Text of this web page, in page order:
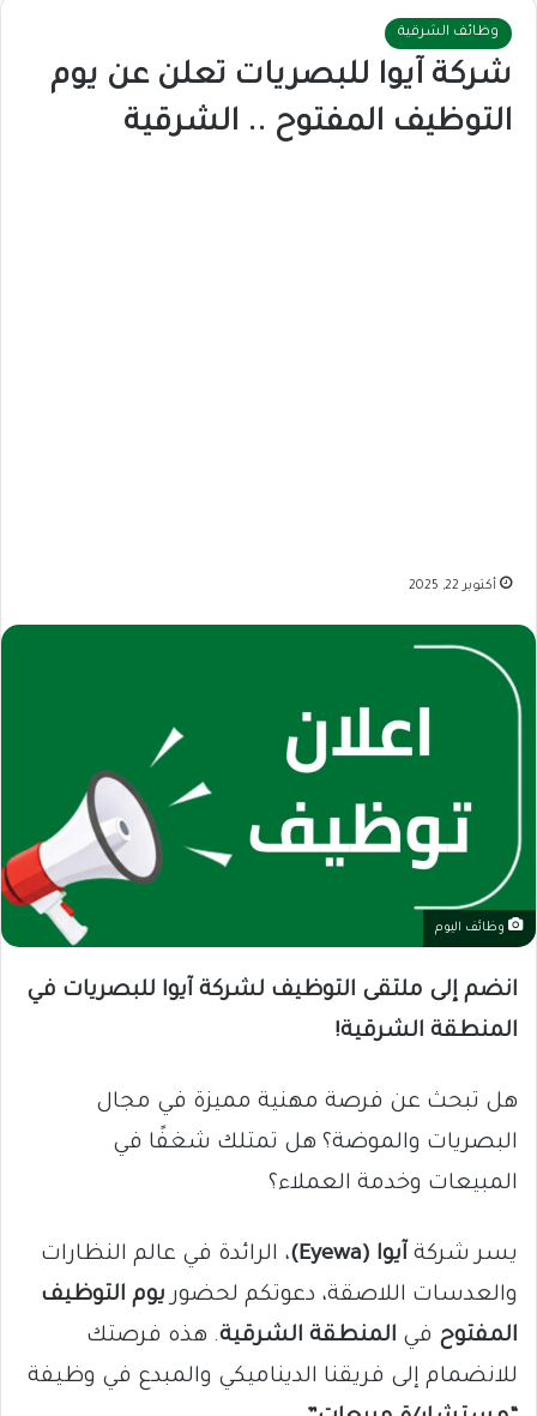
وظائف الشرقية
شركة آيوا للبصريات تعلن عن يوم
التوظيف المفتوح .. الشرقية
أكتوبر 22, 2025
وظائف اليوم
انضم إلى ملتقى التوظيف لشركة آيوا للبصريات في
المنطقة الشرقية!
هل تبحث عن فرصة مهنية مميزة في مجال
البصريات والموضة؟ هل تمتلك شغفًا في
المبيعات وخدمة العملاء؟
يسر شركة آيوا (Eyewa)
، الرائدة في عالم النظارات
والعدسات اللاصقة، دعوتكم لحضور يوم التوظيف
المفتوح في المنطقة الشرقية. هذه فرصتك
للانضمام إلى فريقنا الديناميكي والمبدع في وظيفة